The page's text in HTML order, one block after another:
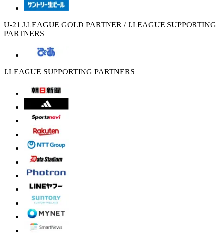
U-21 J.LEAGUE GOLD PARTNER / J.LEAGUE SUPPORTING
PARTNERS
J.LEAGUE SUPPORTING PARTNERS